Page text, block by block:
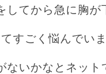
してから 急に胸が
すごく悩んでいま
ないかなとネット